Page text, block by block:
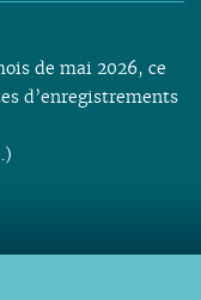
de mai 2026, ce
d’enregistrements